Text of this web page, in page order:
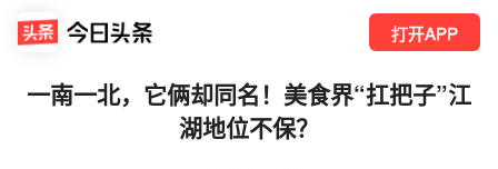
打开APP
一南一北，它俩却同名！美食界“扛把子”江
湖地位不保？